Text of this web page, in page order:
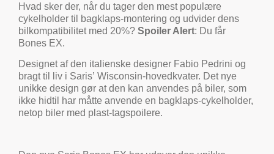
Hvad sker der, når du tager den mest populære
cykelholder til bagklaps-montering og udvider dens
bilkompatibilitet med 20%? Spoiler Alert: Du får
Bones EX.
Designet af den italienske designer Fabio Pedrini og
bragt til liv i Saris’ Wisconsin-hovedkvater. Det nye
unikke design gør at den kan anvendes på biler, som
ikke hidtil har måtte anvende en bagklaps-cykelholder,
netop biler med plast-tagspoilere.